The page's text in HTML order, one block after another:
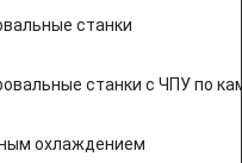
станки
станки с ЧПУ по
охлаждением